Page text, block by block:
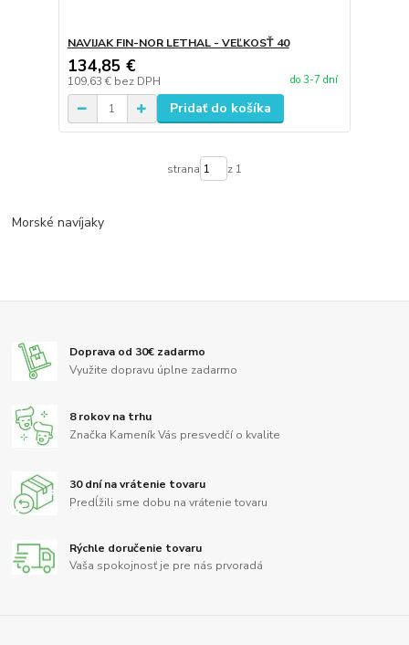
NAVIJAK FIN-NOR LETHAL - VEĽKOSŤ 40
134,85 €
109,63 € bez DPH do 3-7 dní
Pridať do košíka
strana z 1
Morské navíjaky
Doprava od 30€ zadarmo
Využite dopravu úplne zadarmo
8 rokov na trhu
Značka Kameník Vás presvedčí o kvalite
30 dní na vrátenie tovaru
Predĺžili sme dobu na vrátenie tovaru
Rýchle doručenie tovaru
Vaša spokojnosť je pre nás prvoradá